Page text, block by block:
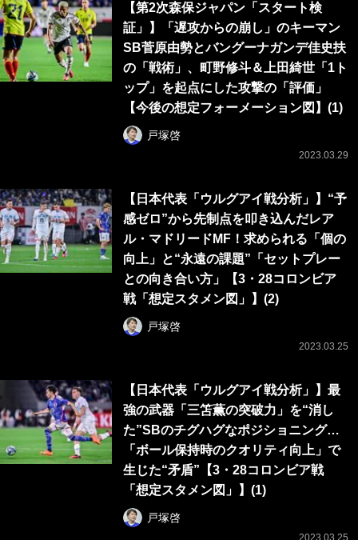
【第2次森保ジャパン「スタート検
証」】「遅攻からの崩し」のキーマン
SB菅原由勢とバングーナガンデ佳史扶
の「戦術」、町野修斗＆上田綺世「1ト
ップ」を起点にした攻撃の「評価」
【今後の想定フォーメーション図】(1)
戸塚啓
2023.03.29
【日本代表「ウルグアイ戦分析」】“予
感ゼロ”から先制点を叩き込んだレア
ル・マドリードMF！求められる「個の
向上」と“永遠の課題”「セットプレー
との向き合い方」【3・28コロンビア
戦「想定スタメン図」】(2)
戸塚啓
2023.03.25
【日本代表「ウルグアイ戦分析」】最
強の武器「三笘薫の突破力」を“消し
た”SBのチグハグなポジショニング…
「ボール保持時のクオリティ向上」で
生じた“矛盾”【3・28コロンビア戦
「想定スタメン図」】(1)
戸塚啓
2023.03.25